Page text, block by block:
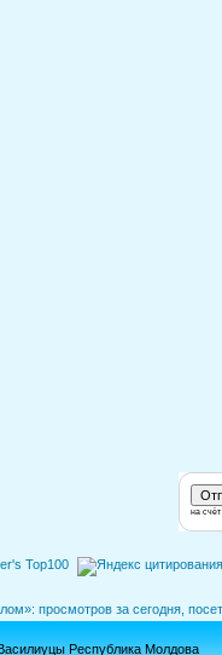
на счёт
Республика Молдова